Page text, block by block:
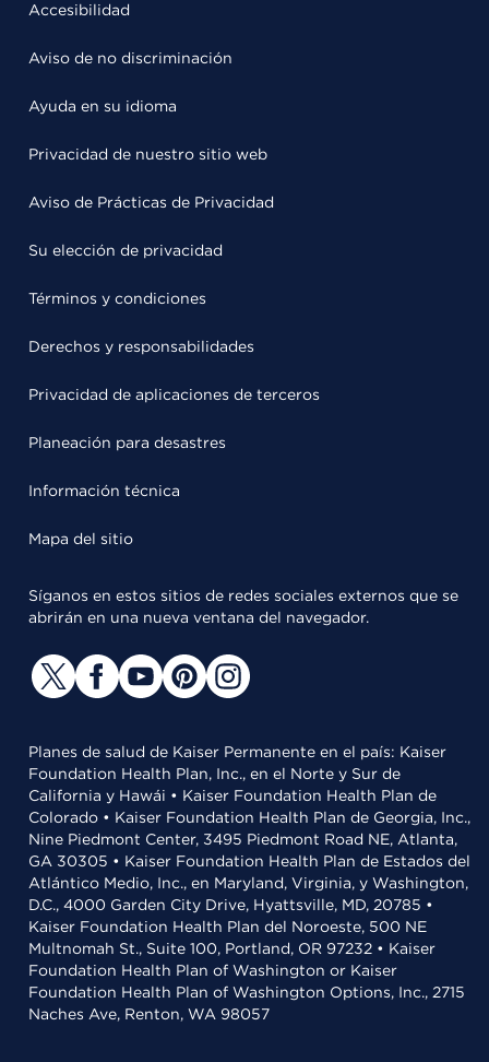
Accesibilidad
Aviso de no discriminación
Ayuda en su idioma
Privacidad de nuestro sitio web
Aviso de Prácticas de Privacidad
Su elección de privacidad
Términos y condiciones
Derechos y responsabilidades
Privacidad de aplicaciones de terceros
Planeación para desastres
Información técnica
Mapa del sitio
Síganos en estos sitios de redes sociales externos que se
abrirán en una nueva ventana del navegador.
Planes de salud de Kaiser Permanente en el país: Kaiser
Foundation Health Plan, Inc., en el Norte y Sur de
California y Hawái • Kaiser Foundation Health Plan de
Colorado • Kaiser Foundation Health Plan de Georgia, Inc.,
Nine Piedmont Center, 3495 Piedmont Road NE, Atlanta,
GA 30305 • Kaiser Foundation Health Plan de Estados del
Atlántico Medio, Inc., en Maryland, Virginia, y Washington,
D.C., 4000 Garden City Drive, Hyattsville, MD, 20785 •
Kaiser Foundation Health Plan del Noroeste, 500 NE
Multnomah St., Suite 100, Portland, OR 97232 • Kaiser
Foundation Health Plan of Washington or Kaiser
Foundation Health Plan of Washington Options, Inc., 2715
Naches Ave, Renton, WA 98057